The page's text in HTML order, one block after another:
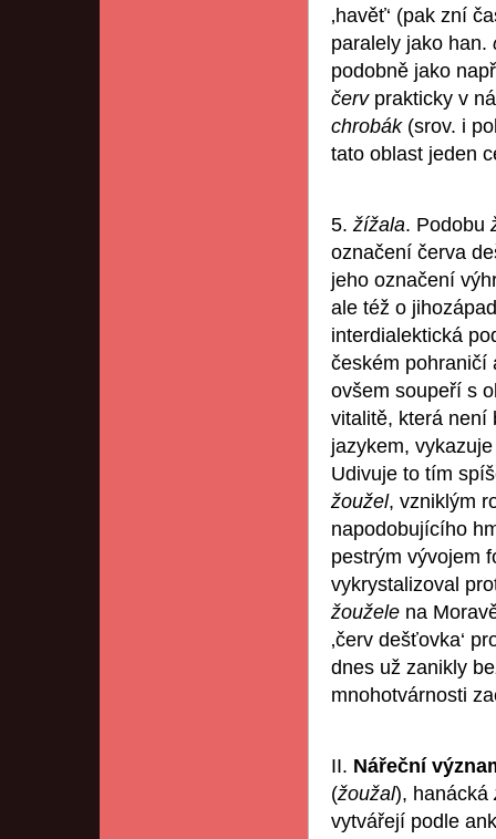
‚havěť‘ (pak zní
paralely jako han.
podobně jako
červ prakticky v
chrobák (srov. i
tato oblast jeden
5.žížala. Podobu
označení červa
jeho označení
ale též o
interdialektická
českém pohraničí
ovšem soupeří s
vitalitě, která není
jazykem,
Udivuje to tím
žoužel, vzniklým
napodobujícího
pestrým vývojem
vykrystalizoval
žoužele na
‚červ dešťovka‘
dnes už zanikly
mnohotvárnosti
II. Nářeční
(žoužal), hanácká
vytvářejí podle